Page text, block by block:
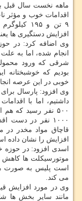
ماهه نخست سال قبل
افزایش دستگیری ها یعنی به تعداد ۲۴
وی اضافه كرد: در حوزه
انجام شده، اما به
بودیم كه خوشبختانه
خوبی در این عرصه
قاچاق مواد مخدر
افزایش را نشان داده
است پلیس به صورت
می كند.
وی در مورد افزایش
مانند سایر بخش ها